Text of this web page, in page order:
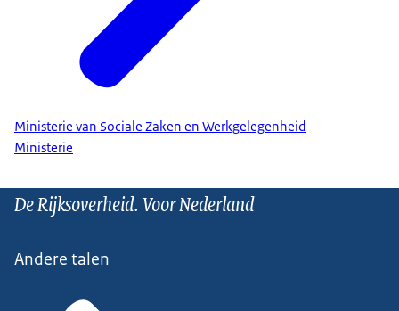
Ministerie van Sociale Zaken en Werkgelegenheid
Ministerie
De Rijksoverheid. Voor Nederland
Andere talen